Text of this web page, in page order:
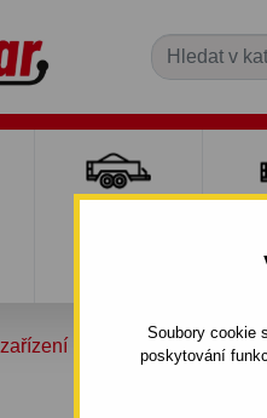
Soubory cookie
poskytování
PEUGEOT 806